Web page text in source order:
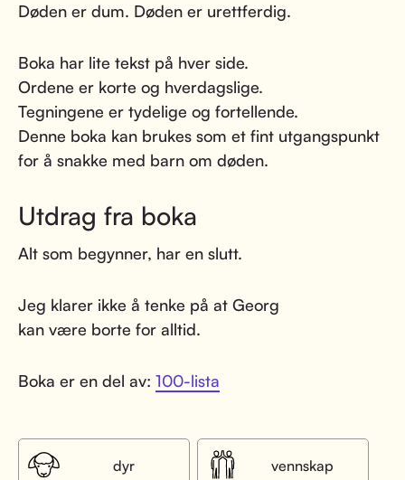
Døden er dum. Døden er urettferdig.
Boka har lite tekst på hver side.
Ordene er korte og hverdagslige.
Tegningene er tydelige og fortellende.
Denne boka kan brukes som et fint utgangspunkt
for å snakke med barn om døden.
Utdrag fra boka
Alt som begynner, har en slutt.
Jeg klarer ikke å tenke på at Georg
kan være borte for alltid.
Boka er en del av: 100-lista
dyr vennskap